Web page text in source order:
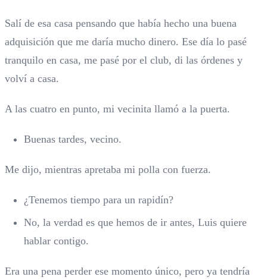
Salí de esa casa pensando que había hecho una buena
adquisición que me daría mucho dinero. Ese día lo pasé
tranquilo en casa, me pasé por el club, di las órdenes y
volví a casa.
A las cuatro en punto, mi vecinita llamó a la puerta.
Buenas tardes, vecino.
Me dijo, mientras apretaba mi polla con fuerza.
¿Tenemos tiempo para un rapidín?
No, la verdad es que hemos de ir antes, Luis quiere
hablar contigo.
Era una pena perder ese momento único, pero ya tendría